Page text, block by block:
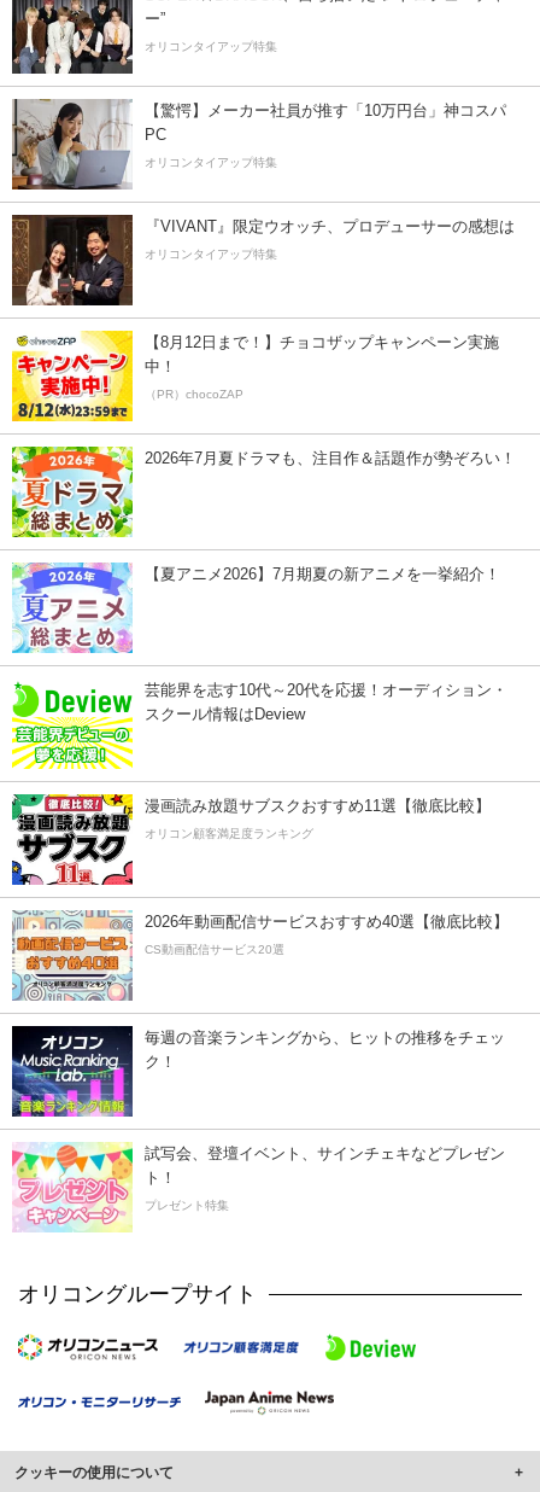
ー”
オリコンタイアップ特集
【驚愕】メーカー社員が推す「10万円台」神コスパ
PC
オリコンタイアップ特集
『VIVANT』限定ウオッチ、プロデューサーの感想は
オリコンタイアップ特集
【8月12日まで！】チョコザップキャンペーン実施
中！
（PR）chocoZAP
2026年7月夏ドラマも、注目作＆話題作が勢ぞろい！
【夏アニメ2026】7月期夏の新アニメを一挙紹介！
芸能界を志す10代～20代を応援！オーディション・
スクール情報はDeview
漫画読み放題サブスクおすすめ11選【徹底比較】
オリコン顧客満足度ランキング
2026年動画配信サービスおすすめ40選【徹底比較】
CS動画配信サービス20選
毎週の音楽ランキングから、ヒットの推移をチェッ
ク！
試写会、登壇イベント、サインチェキなどプレゼン
ト！
プレゼント特集
オリコングループサイト
クッキーの使用について